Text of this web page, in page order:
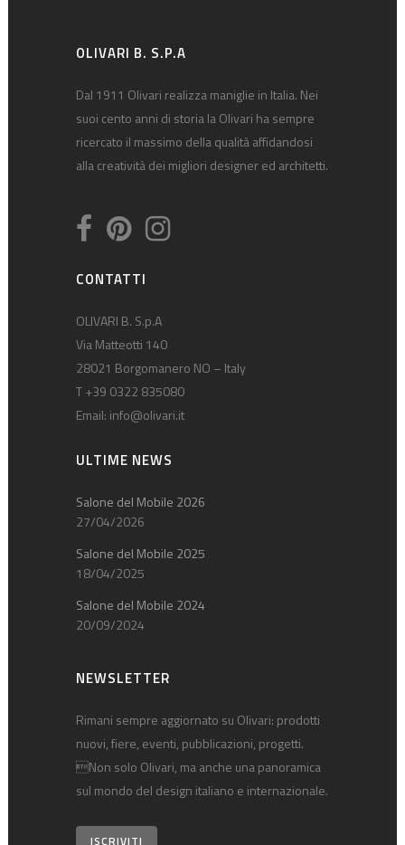
OLIVARI B. S.P.A
Dal 1911 Olivari realizza maniglie in Italia. Nei
suoi cento anni di storia la Olivari ha sempre
ricercato il massimo della qualità affidandosi
alla creatività dei migliori designer ed architetti.
CONTATTI
OLIVARI B. S.p.A
Via Matteotti 140
28021 Borgomanero NO – Italy
T +39 0322 835080
Email: info@olivari.it
ULTIME NEWS
Salone del Mobile 2026
27/04/2026
Salone del Mobile 2025
18/04/2025
Salone del Mobile 2024
20/09/2024
NEWSLETTER
Rimani sempre aggiornato su Olivari: prodotti
nuovi, fiere, eventi, pubblicazioni, progetti.
Non solo Olivari, ma anche una panoramica
sul mondo del design italiano e internazionale.
ISCRIVITI